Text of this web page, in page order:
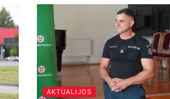
AKTUALIJOS